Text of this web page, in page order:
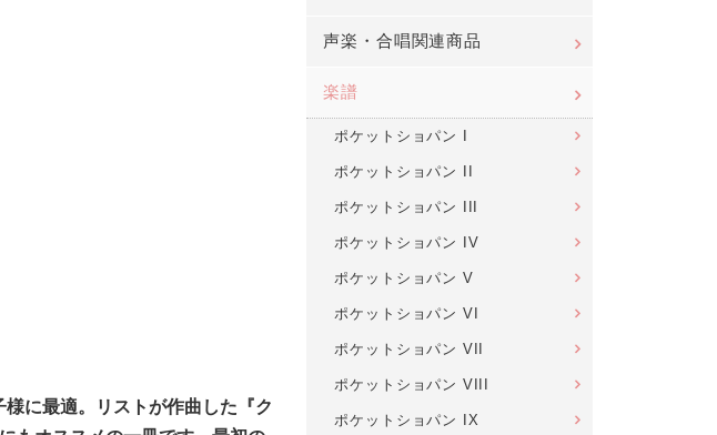
に最適。
リストが作曲した『ク
声楽・合唱関連商品
楽譜
ポケットショパン I
ポケットショパン II
ポケットショパン III
ポケットショパン IV
ポケットショパン V
ポケットショパン VI
ポケットショパン VII
ポケットショパン VIII
ポケットショパン IX